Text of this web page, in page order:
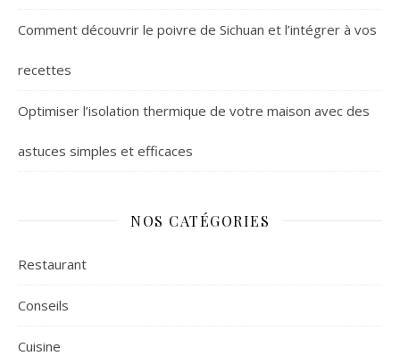
Comment découvrir le poivre de Sichuan et l’intégrer à vos
recettes
Optimiser l’isolation thermique de votre maison avec des
astuces simples et efficaces
NOS CATÉGORIES
Restaurant
Conseils
Cuisine